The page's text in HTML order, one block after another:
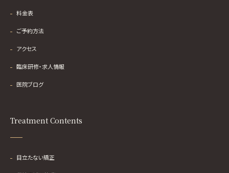
料金表
ご予約方法
アクセス
臨床研修・求人情報
医院ブログ
Treatment Contents
目立たない矯正